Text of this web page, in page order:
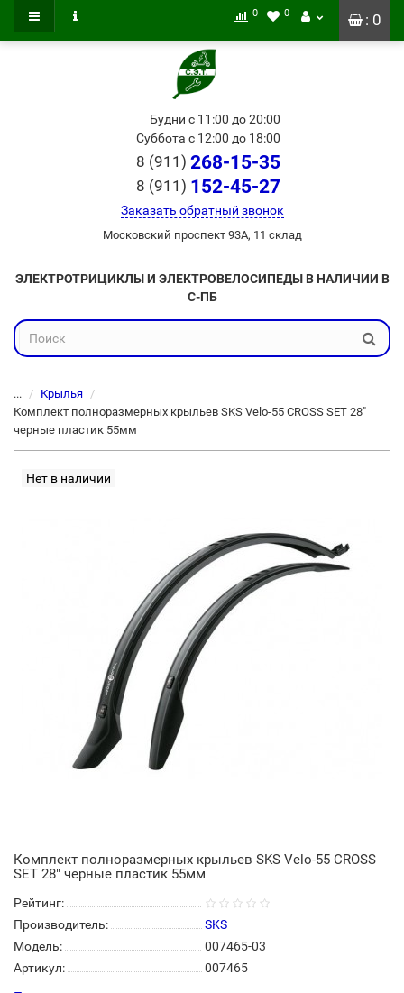
: 0
0 0
Будни с 11:00 до 20:00
Суббота с 12:00 до 18:00
8 (911) 268-15-35
8 (911) 152-45-27
Заказать обратный звонок
Московский проспект 93А, 11 склад
ЭЛЕКТРОТРИЦИКЛЫ И ЭЛЕКТРОВЕЛОСИПЕДЫ В НАЛИЧИИ В
С-ПБ
...
Крылья
Комплект полноразмерных крыльев SKS Velo-55 CROSS SET 28"
черные пластик 55мм
Нет в наличии
Комплект полноразмерных крыльев SKS Velo-55 CROSS
SET 28" черные пластик 55мм
Рейтинг:
Производитель:
SKS
Модель:
007465-03
Артикул:
007465